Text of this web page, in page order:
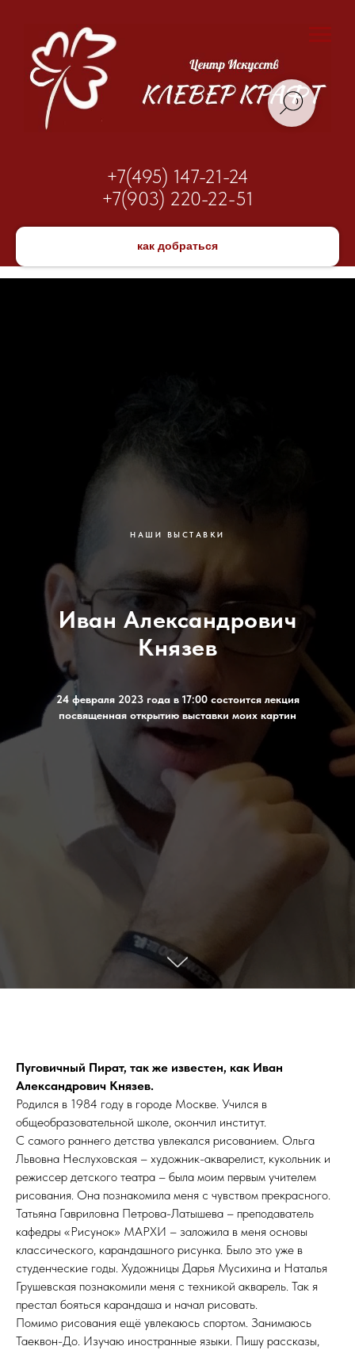
+7(495) 147-21-24
+7(903) 220-22-51
как добраться
НАШИ ВЫСТАВКИ
Иван Александрович
Князев
24 февраля 2023 года в 17:00 состоится лекция
посвященная открытию выставки моих картин
Пуговичный Пират, так же известен, как Иван
Александрович Князев.
Родился в 1984 году в городе Москве. Учился в
общеобразовательной школе, окончил институт.
С самого раннего детства увлекался рисованием. Ольга
Львовна Неслуховская – художник-акварелист, кукольник и
режиссер детского театра – была моим первым учителем
рисования. Она познакомила меня с чувством прекрасного.
Татьяна Гавриловна Петрова-Латышева – преподаватель
кафедры «Рисунок» МАРХИ – заложила в меня основы
классического, карандашного рисунка. Было это уже в
студенческие годы. Художницы Дарья Мусихина и Наталья
Грушевская познакомили меня с техникой акварель. Так я
престал бояться карандаша и начал рисовать.
Помимо рисования ещё увлекаюсь спортом. Занимаюсь
Таеквон-До. Изучаю иностранные языки. Пишу рассказы,